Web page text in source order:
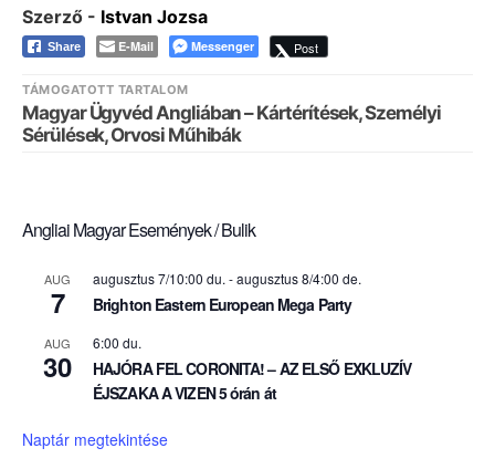
Szerző - Istvan Jozsa
Share E-Mail Messenger Post
TÁMOGATOTT TARTALOM
Magyar Ügyvéd Angliában – Kártérítések, Személyi
Sérülések, Orvosi Műhibák
Angliai Magyar Események / Bulik
AUG
7
augusztus 7/10:00 du. -augusztus 8/4:00 de.
Brighton Eastern European Mega Party
AUG
30
6:00 du.
HAJÓRA FEL CORONITA! – AZ ELSŐ EXKLUZÍV
ÉJSZAKA A VIZEN 5 órán át
Naptár megtekintése